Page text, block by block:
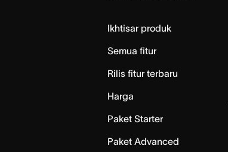
Ikhtisar produk
Semua fitur
Rilis fitur terbaru
Harga
Paket Starter
Paket Advanced